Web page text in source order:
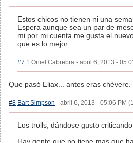
Estos chicos no tienen ni una
Espera aunque sea un par de
mi por mi cuenta me gusta el
que es lo mejor.
#7.1 Oniel Cabrebra - abril 6, 2013 -
Que pasó Eliax... antes eras chévere.
#8 Bart Simpson - abril 6, 2013 - 05:06 PM
Los trolls, dándose gusto